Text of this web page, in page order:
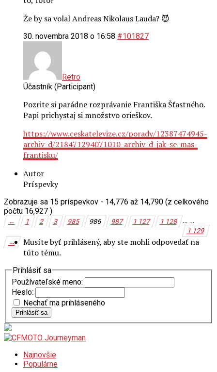
Že by sa volal Andreas Nikolaus Lauda? 😈
30. novembra 2018 o 16:58 #101827
Retro
Účastník (Participant)
Pozrite si parádne rozprávanie Františka Šťastného.
Papi prichystaj si množstvo orieškov.
https://www.ceskatelevize.cz/porady/12387474945-
archiv-d/218471294071010-archiv-d-jak-se-mas-
frantisku/
Autor
Príspevky
Zobrazuje sa 15 príspevkov - 14,776 až 14,790 (z celkového
počtu 16,927 )
← 1 2 3 …
985 986 987 …
1 127
1 128
1 129
→
Musíte byť prihlásený, aby ste mohli odpovedať na
túto tému.
Prihlásiť sa
Používateľské meno:
Heslo:
Nechať ma prihláseného
Prihlásiť sa
Najnovšie
Populárne